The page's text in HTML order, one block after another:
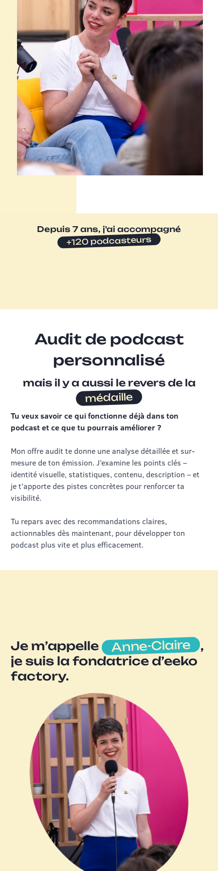
Depuis 7 ans, j'ai accompagné
+120 podcasteurs
Audit de podcast
personnalisé
mais il y a aussi le revers de la
médaille
Tu veux savoir ce qui fonctionne déjà dans ton
podcast et ce que tu pourrais améliorer ?
Mon offre audit te donne une analyse détaillée et sur-
mesure de ton émission. J’examine les points clés –
identité visuelle, statistiques, contenu, description – et
je t’apporte des pistes concrètes pour renforcer ta
visibilité.
Tu repars avec des recommandations claires,
actionnables dès maintenant, pour développer ton
podcast plus vite et plus efficacement.
Je m’appelle Anne-Claire
,
je suis la fondatrice d’eeko
factory.